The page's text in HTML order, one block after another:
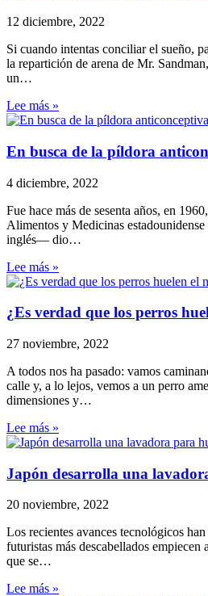
12 diciembre, 2022
Si cuando intentas conciliar el sueño,
la repartición de arena de Mr.
un…
Lee más »
En busca de la píldora
4 diciembre, 2022
Fue hace más de sesenta años, en
Alimentos y Medicinas
inglés— dio…
Lee más »
¿Es verdad que los perros
27 noviembre, 2022
A todos nos ha pasado: vamos
calle y, a lo lejos, vemos a un perro
dimensiones y…
Lee más »
Japón desarrolla una
20 noviembre, 2022
Los recientes avances tecnológicos
futuristas más descabellados empiecen
que se…
Lee más »